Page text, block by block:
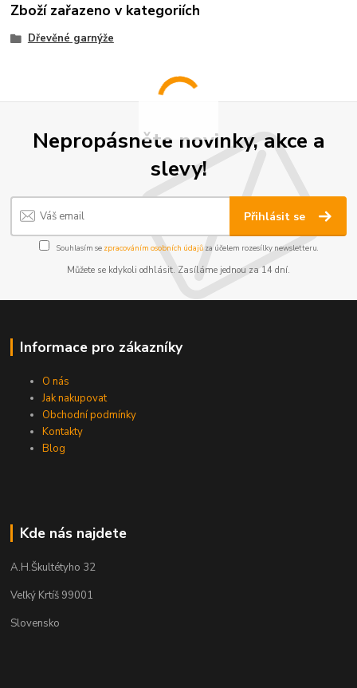
Zboží zařazeno v kategoriích
Dřevěné garnýže
Nepropásněte novinky, akce a
slevy!
Přihlásit se
Souhlasím se zpracováním osobních údajůza účelem rozesílky newsletteru.
Můžete se kdykoli odhlásit. Zasíláme jednou za 14 dní.
Informace pro zákazníky
O nás
Jak nakupovat
Obchodní podmínky
Kontakty
Blog
Kde nás najdete
A.H.Škultétyho 32
Veľký Krtíš 99001
Slovensko